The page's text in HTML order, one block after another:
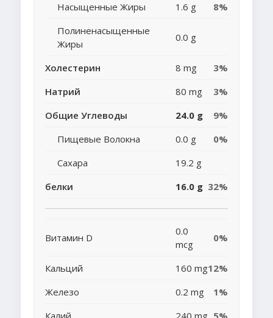
Насыщенные Жиры
1.6 g
8%
Полиненасыщенные
Жиры
0.0 g
Холестерин 8 mg
3%
Натрий
80 mg
3%
Общие Углеводы
24.0 g
9%
Пищевые Волокна
0.0 g
0%
Сахара
19.2 g
белки
16.0 g 32%
Витамин D
0.0
mcg
0%
Кальций 160 mg12%
Железо
0.2 mg
1%